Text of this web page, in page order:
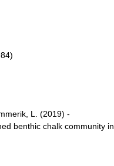
L. (2019) -
benthic chalk community in